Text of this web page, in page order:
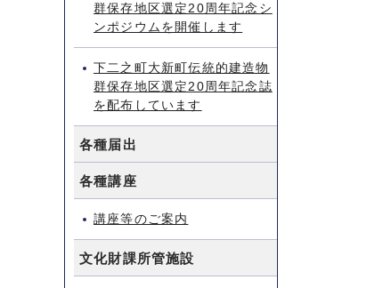
群保存地区選定20周年記念シ
ンポジウムを開催します
下二之町大新町伝統的建造物
群保存地区選定20周年記念誌
を配布しています
各種届出
各種講座
講座等のご案内
文化財課所管施設